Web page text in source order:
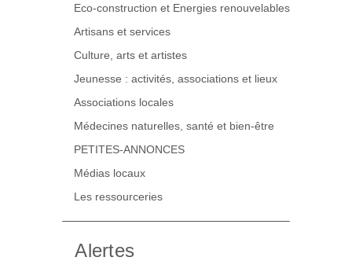
Eco-construction et Energies renouvelables
Artisans et services
Culture, arts et artistes
Jeunesse : activités, associations et lieux
Associations locales
Médecines naturelles, santé et bien-être
PETITES-ANNONCES
Médias locaux
Les ressourceries
Alertes